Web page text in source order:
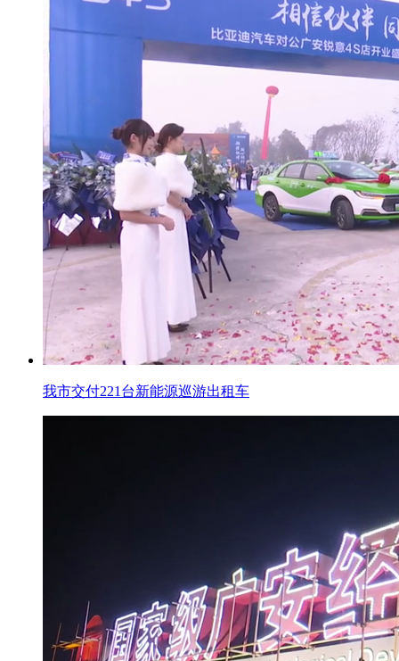
我市交付221台新能源巡游出租车